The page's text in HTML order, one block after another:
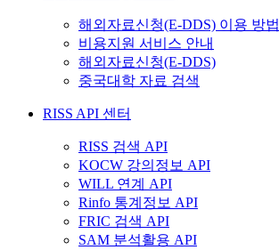
해외자료신청(E-DDS) 이용 방법
비용지원 서비스 안내
해외자료신청(E-DDS)
중국대학 자료 검색
RISS API 센터
RISS 검색 API
KOCW 강의정보 API
WILL 연계 API
Rinfo 통계정보 API
FRIC 검색 API
SAM 분석활용 API